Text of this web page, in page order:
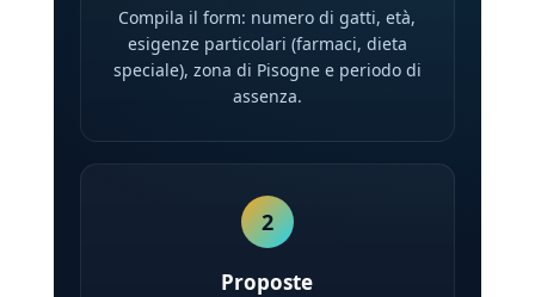
Compila il form: numero di gatti, età,
esigenze particolari (farmaci, dieta
speciale), zona di Pisogne e periodo di
assenza.
2
Proposte